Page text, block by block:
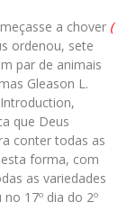
a chover (
ordenou, sete
par de animais
Gleason L.
que Deus
conter todas as
forma, com
as variedades
17º dia do 2º